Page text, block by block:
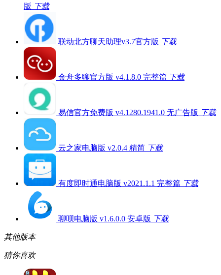
版 下载
联动北方聊天助理v3.7官方版 下载
金舟多聊官方版 v4.1.8.0 完整篇 下载
易信官方免费版 v4.1280.1941.0 无广告版 下载
云之家电脑版 v2.0.4 精简 下载
有度即时通电脑版 v2021.1.1 完整篇 下载
聊呗电脑版 v1.6.0.0 安卓版 下载
其他版本
猜你喜欢